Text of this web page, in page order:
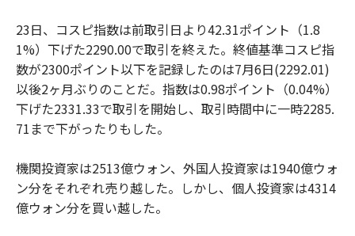
23日、コスピ指数は前取引日より42.31ポイント（1.8
1%）下げた2290.00で取引を終えた。終値基準コスピ指
数が2300ポイント以下を記録したのは7月6日(2292.01)
以後2ヶ月ぶりのことだ。指数は0.98ポイント（0.04%）
下げた2331.33で取引を開始し、取引時間中に一時2285.
71まで下がったりもした。
機関投資家は2513億ウォン、外国人投資家は1940億ウォ
ン分をそれぞれ売り越した。しかし、個人投資家は4314
億ウォン分を買い越した。